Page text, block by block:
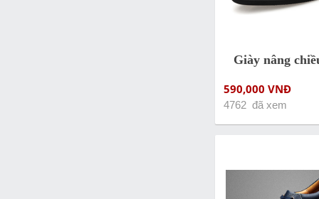
Giày nâng
590,000 VNĐ
4762 đã xem